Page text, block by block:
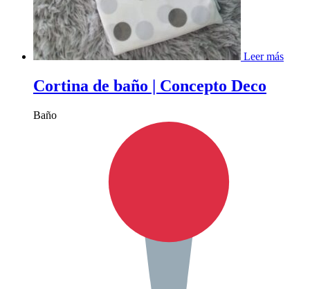
Leer más
Cortina de baño | Concepto Deco
Baño